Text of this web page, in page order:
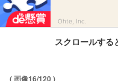
Ohte, Inc.
スクロールする
( 画像16/120 )